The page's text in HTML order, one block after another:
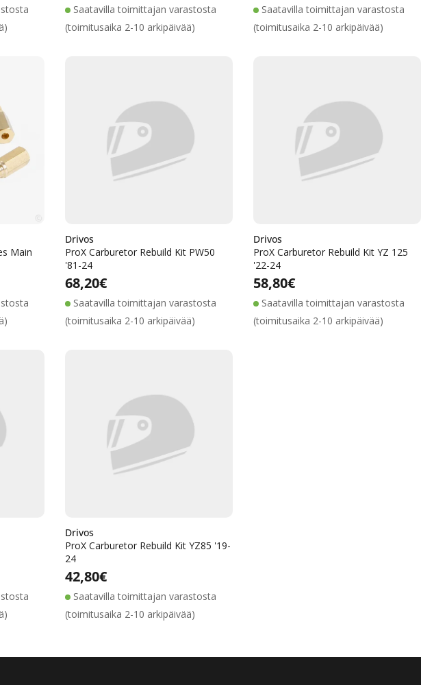
Saatavilla toimittajan varastosta
(toimitusaika 2-10 arkipäivää)
Saatavilla toimittajan varastosta
(toimitusaika 2-10 arkipäivää)
Main
Drivos
ProX Carburetor Rebuild Kit PW50
'81-24
Normaalihinta
68,20€
Saatavilla toimittajan varastosta
(toimitusaika 2-10 arkipäivää)
Drivos
ProX Carburetor Rebuild Kit YZ 125
'22-24
Normaalihinta
58,80€
Saatavilla toimittajan varastosta
(toimitusaika 2-10 arkipäivää)
Drivos
ProX Carburetor Rebuild Kit YZ85 '19-
24
Normaalihinta
42,80€
Saatavilla toimittajan varastosta
(toimitusaika 2-10 arkipäivää)